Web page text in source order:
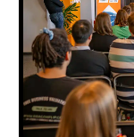
Mit einem
umsetzbar
schräg
der Höhe –
gewünschten
Modelle bieten